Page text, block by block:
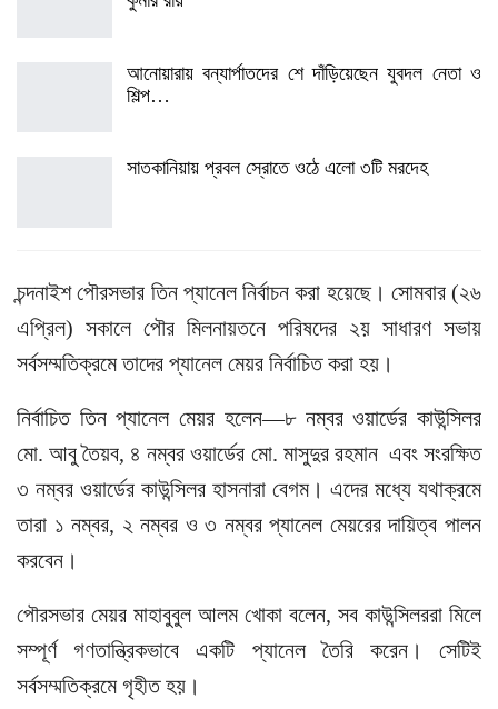
আনোয়ারায় বন্যার্পাতদের শে দাঁড়িয়েছেন যুবদল নেতা ও
শিল্প…
সাতকানিয়ায় প্রবল স্রোতে ওঠে এলো ৩টি মরদেহ
চন্দনাইশ পৌরসভার তিন প্যানেল নির্বাচন করা হয়েছে। সোমবার (২৬
এপ্রিল) সকালে পৌর মিলনায়তনে পরিষদের ২য় সাধারণ সভায়
সর্বসম্মতিক্রমে তাদের প্যানেল মেয়র নির্বাচিত করা হয়।
নির্বাচিত তিন প্যানেল মেয়র হলেন—৮ নম্বর ওয়ার্ডের কাউন্সিলর
মো. আবু তৈয়ব, ৪ নম্বর ওয়ার্ডের মো. মাসুদুর রহমান এবং সংরক্ষিত
৩ নম্বর ওয়ার্ডের কাউন্সিলর হাসনারা বেগম। এদের মধ্যে যথাক্রমে
তারা ১ নম্বর, ২ নম্বর ও ৩ নম্বর প্যানেল মেয়রের দায়িত্ব পালন
করবেন।
পৌরসভার মেয়র মাহাবুবুল আলম খোকা বলেন, সব কাউন্সিলররা মিলে
সম্পূর্ণ গণতান্ত্রিকভাবে একটি প্যানেল তৈরি করেন। সেটিই
সর্বসম্মতিক্রমে গৃহীত হয়।